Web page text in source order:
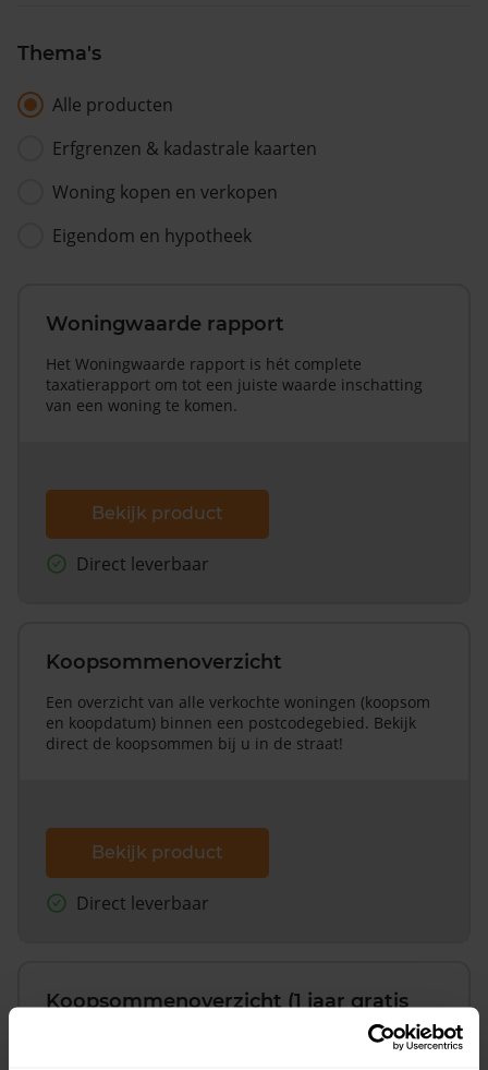
Thema's
Alle producten
Erfgrenzen & kadastrale kaarten
Woning kopen en verkopen
Eigendom en hypotheek
Woningwaarde rapport
Het Woningwaarde rapport is hét complete
taxatierapport om tot een juiste waarde inschatting
van een woning te komen.
Bekijk product
Direct leverbaar
Koopsommenoverzicht
Een overzicht van alle verkochte woningen (koopsom
en koopdatum) binnen een postcodegebied. Bekijk
direct de koopsommen bij u in de straat!
Bekijk product
Direct leverbaar
Koopsommenoverzicht (1 jaar gratis